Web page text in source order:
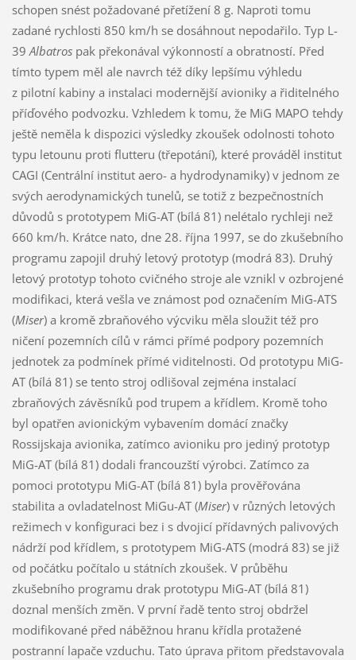
schopen snést požadované přetížení 8 g. Naproti tomu
zadané rychlosti 850 km/h se dosáhnout nepodařilo. Typ L-
39 Albatrospak překonával výkonností a obratností. Před
tímto typem měl ale navrch též díky lepšímu výhledu
z pilotní kabiny a instalaci modernější avioniky a řiditelného
příďového podvozku. Vzhledem k tomu, že MiG MAPO tehdy
ještě neměla k dispozici výsledky zkoušek odolnosti tohoto
typu letounu proti flutteru (třepotání), které prováděl institut
CAGI (Centrální institut aero- a hydrodynamiky) v jednom ze
svých aerodynamických tunelů, se totiž z bezpečnostních
důvodů s prototypem MiG-AT (bílá 81) nelétalo rychleji než
660 km/h. Krátce nato, dne 28. října 1997, se do zkušebního
programu zapojil druhý letový prototyp (modrá 83). Druhý
letový prototyp tohoto cvičného stroje ale vznikl v ozbrojené
modifikaci, která vešla ve známost pod označením MiG-ATS
(Miser) a kromě zbraňového výcviku měla sloužit též pro
ničení pozemních cílů v rámci přímé podpory pozemních
jednotek za podmínek přímé viditelnosti. Od prototypu MiG-
AT (bílá 81) se tento stroj odlišoval zejména instalací
zbraňových závěsníků pod trupem a křídlem. Kromě toho
byl opatřen avionickým vybavením domácí značky
Rossijskaja avionika, zatímco avioniku pro jediný prototyp
MiG-AT (bílá 81) dodali francouzští výrobci. Zatímco za
pomoci prototypu MiG-AT (bílá 81) byla prověřována
stabilita a ovladatelnost MiGu-AT (Miser) v různých letových
režimech v konfiguraci bez i s dvojicí přídavných palivových
nádrží pod křídlem, s prototypem MiG-ATS (modrá 83) se již
od počátku počítalo u státních zkoušek. V průběhu
zkušebního programu drak prototypu MiG-AT (bílá 81)
doznal menších změn. V první řadě tento stroj obdržel
modifikované před náběžnou hranu křídla protažené
postranní lapače vzduchu. Tato úprava přitom představovala